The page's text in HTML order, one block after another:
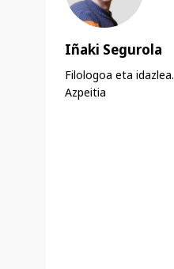
Iñaki Segurola
Filologoa eta idazlea.
Azpeitia